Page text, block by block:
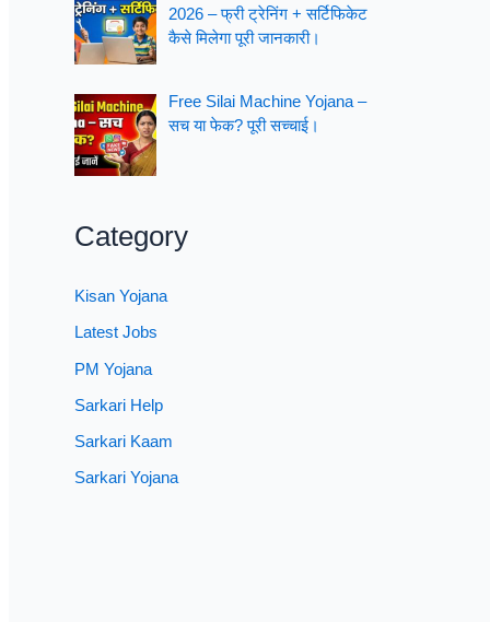
2026 – फ्री ट्रेनिंग + सर्टिफिकेट
कैसे मिलेगा पूरी जानकारी।
Free Silai Machine Yojana –
सच या फेक? पूरी सच्चाई।
Category
Kisan Yojana
Latest Jobs
PM Yojana
Sarkari Help
Sarkari Kaam
Sarkari Yojana